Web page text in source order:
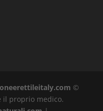
©
il proprio medico.